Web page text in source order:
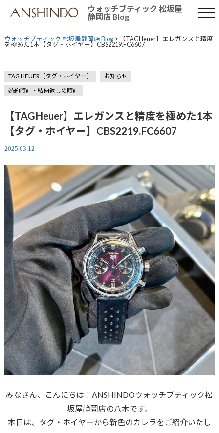
content
ウォッチブティック 松坂屋
静岡店 Blog
ウォッチブティック 松坂屋静岡店 Blog> 【TAGHeuer】エレガンスと精度
を極めた1本【タグ・ホイヤー】CBS2219.FC6607
TAG HEUER（タグ・ホイヤー）
お知らせ
婚約時計・結納返しの時計
【TAGHeuer】エレガンスと精度を極めた1本
【タグ・ホイヤー】CBS2219.FC6607
2025.03.12
みなさん、こんにちは！ANSHINDOウォッチブティック松
坂屋静岡店の八木です。
本日は、タグ・ホイヤーから新色のカレラをご紹介いたし